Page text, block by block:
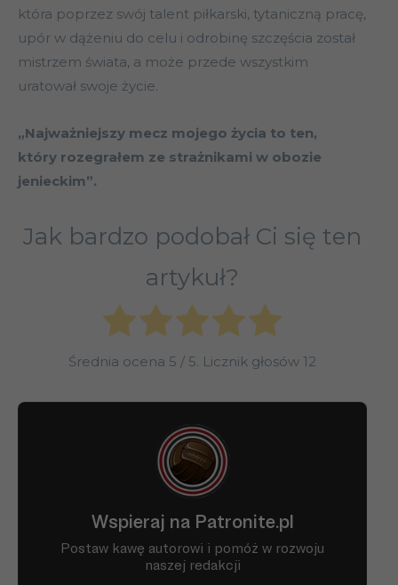
która poprzez swój talent piłkarski, tytaniczną pracę,
upór w dążeniu do celu i odrobinę szczęścia został
mistrzem świata, a może przede wszystkim
uratował swoje życie.
„Najważniejszy mecz mojego życia to ten,
który rozegrałem ze strażnikami w obozie
jenieckim”.
Jak bardzo podobał Ci się ten
artykuł?
Średnia ocena 5 / 5. Licznik głosów 12